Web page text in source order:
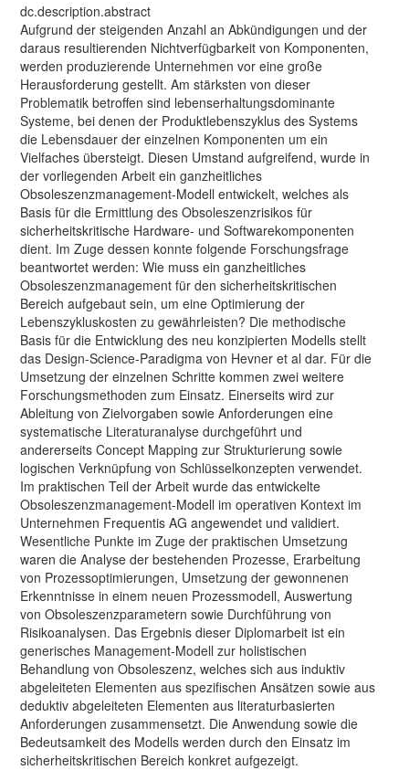
dc.description.abstract
Aufgrund der steigenden Anzahl an Abkündigungen und der
daraus resultierenden Nichtverfügbarkeit von Komponenten,
werden produzierende Unternehmen vor eine große
Herausforderung gestellt. Am stärksten von dieser
Problematik betroffen sind lebenserhaltungsdominante
Systeme, bei denen der Produktlebenszyklus des Systems
die Lebensdauer der einzelnen Komponenten um ein
Vielfaches übersteigt. Diesen Umstand aufgreifend, wurde in
der vorliegenden Arbeit ein ganzheitliches
Obsoleszenzmanagement-Modell entwickelt, welches als
Basis für die Ermittlung des Obsoleszenzrisikos für
sicherheitskritische Hardware- und Softwarekomponenten
dient. Im Zuge dessen konnte folgende Forschungsfrage
beantwortet werden: Wie muss ein ganzheitliches
Obsoleszenzmanagement für den sicherheitskritischen
Bereich aufgebaut sein, um eine Optimierung der
Lebenszykluskosten zu gewährleisten? Die methodische
Basis für die Entwicklung des neu konzipierten Modells stellt
das Design-Science-Paradigma von Hevner et al dar. Für die
Umsetzung der einzelnen Schritte kommen zwei weitere
Forschungsmethoden zum Einsatz. Einerseits wird zur
Ableitung von Zielvorgaben sowie Anforderungen eine
systematische Literaturanalyse durchgeführt und
andererseits Concept Mapping zur Strukturierung sowie
logischen Verknüpfung von Schlüsselkonzepten verwendet.
Im praktischen Teil der Arbeit wurde das entwickelte
Obsoleszenzmanagement-Modell im operativen Kontext im
Unternehmen Frequentis AG angewendet und validiert.
Wesentliche Punkte im Zuge der praktischen Umsetzung
waren die Analyse der bestehenden Prozesse, Erarbeitung
von Prozessoptimierungen, Umsetzung der gewonnenen
Erkenntnisse in einem neuen Prozessmodell, Auswertung
von Obsoleszenzparametern sowie Durchführung von
Risikoanalysen. Das Ergebnis dieser Diplomarbeit ist ein
generisches Management-Modell zur holistischen
Behandlung von Obsoleszenz, welches sich aus induktiv
abgeleiteten Elementen aus spezifischen Ansätzen sowie aus
deduktiv abgeleiteten Elementen aus literaturbasierten
Anforderungen zusammensetzt. Die Anwendung sowie die
Bedeutsamkeit des Modells werden durch den Einsatz im
sicherheitskritischen Bereich konkret aufgezeigt.